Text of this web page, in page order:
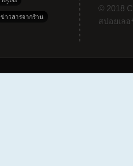
ข่าวสารจากร้าน
© 2018
สปอยเล